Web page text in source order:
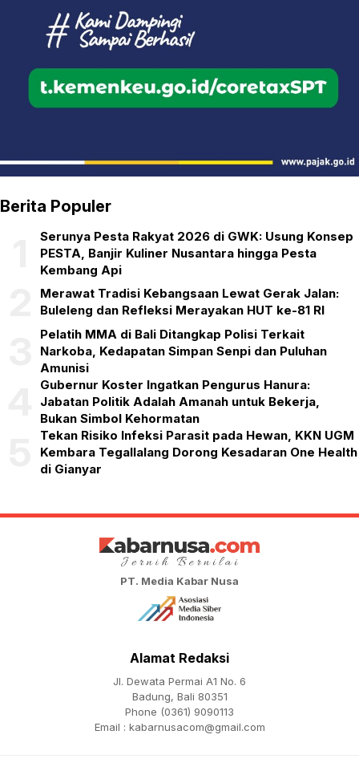
Berita Populer
Serunya Pesta Rakyat 2026 di GWK: Usung Konsep
PESTA, Banjir Kuliner Nusantara hingga Pesta
Kembang Api
Merawat Tradisi Kebangsaan Lewat Gerak Jalan:
Buleleng dan Refleksi Merayakan HUT ke-81 RI
Pelatih MMA di Bali Ditangkap Polisi Terkait
Narkoba, Kedapatan Simpan Senpi dan Puluhan
Amunisi
Gubernur Koster Ingatkan Pengurus Hanura:
Jabatan Politik Adalah Amanah untuk Bekerja,
Bukan Simbol Kehormatan
Tekan Risiko Infeksi Parasit pada Hewan, KKN UGM
Kembara Tegallalang Dorong Kesadaran One Health
di Gianyar
PT. Media Kabar Nusa
Alamat Redaksi
Jl. Dewata Permai A1 No. 6
Badung, Bali 80351
Phone (0361) 9090113
Email : kabarnusacom@gmail.com